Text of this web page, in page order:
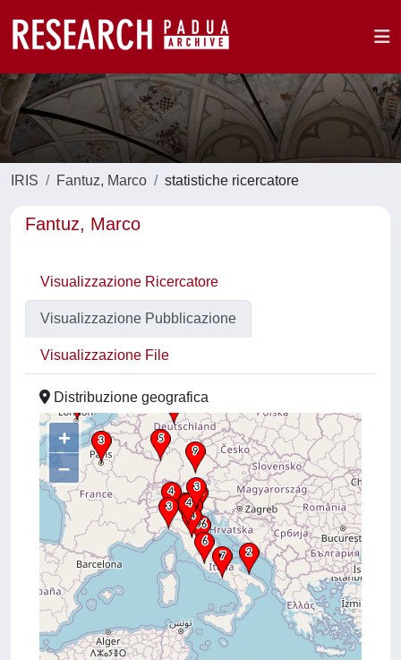
IRIS Fantuz, Marco statistiche ricercatore
Fantuz, Marco
Visualizzazione Ricercatore
Visualizzazione Pubblicazione
Visualizzazione File
Distribuzione geografica
+
–